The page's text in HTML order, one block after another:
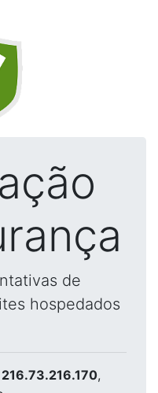
de
hospedados
216.73.216.170,